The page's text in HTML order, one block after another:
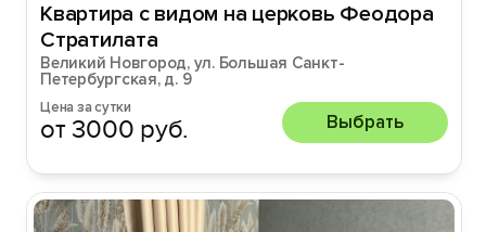
Квартира с видом на церковь Феодора
Стратилата
Великий Новгород, ул. Большая Санкт-
Петербургская, д. 9
Цена за сутки
от 3000 руб. Выбрать